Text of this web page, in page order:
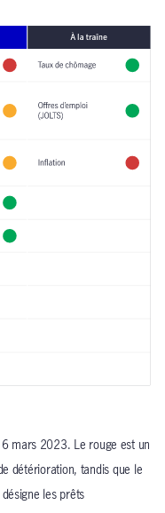
mars 2023. Le rouge est un
détérioration, tandis que le
les prêts